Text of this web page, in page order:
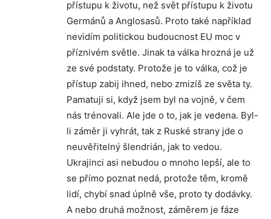
přístupu k životu, než svět přístupu k životu
Germánů a Anglosasů. Proto také například
nevidím politickou budoucnost EU moc v
příznivém světle. Jinak ta válka hrozná je už
ze své podstaty. Protože je to válka, což je
přístup zabij ihned, nebo zmizíš ze světa ty.
Pamatuji si, když jsem byl na vojně, v čem
nás trénovali. Ale jde o to, jak je vedena. Byl-
li záměr ji vyhrát, tak z Ruské strany jde o
neuvěřitelný šlendrián, jak to vedou.
Ukrajinci asi nebudou o mnoho lepší, ale to
se přímo poznat nedá, protože těm, kromě
lidí, chybí snad úplně vše, proto ty dodávky.
A nebo druhá možnost, záměrem je fáze